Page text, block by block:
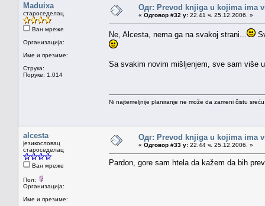
Maduixa
староседелац
Ван мреже
Организација:
Име и презиме:
Струка:
Поруке: 1.014
Одг: Prevod knjiga u kojima ima
« Одговор #32 у: 22.41 ч. 25.12.2006. »
Ne, Alcesta, nema ga na svakoj strani...
Sa svakim novim mišljenjem, sve sam više
Ni najtemeljnije planiranje ne može da zameni čistu
alcesta
језикословац
староседелац
Ван мреже
Пол:
Организација:
Име и презиме:
Одг: Prevod knjiga u kojima ima
« Одговор #33 у: 22.44 ч. 25.12.2006. »
Pardon, gore sam htela da kažem da bih